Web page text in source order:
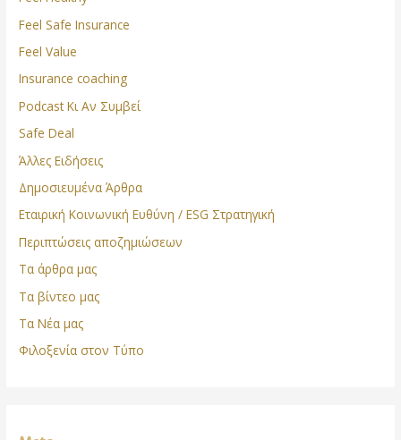
Feel Safe Insurance
Feel Value
Insurance coaching
Podcast Κι Αν Συμβεί
Safe Deal
Άλλες Ειδήσεις
Δημοσιευμένα Άρθρα
Εταιρική Κοινωνική Ευθύνη / ESG Στρατηγική
Περιπτώσεις αποζημιώσεων
Τα άρθρα μας
Τα βίντεο μας
Τα Νέα μας
Φιλοξενία στον Τύπο